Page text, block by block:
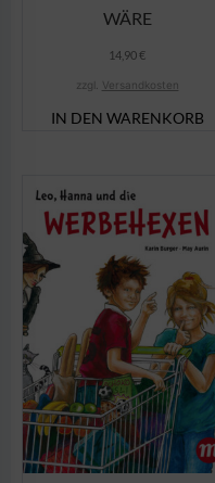
WÄRE
14,90€
zzgl. Versandkosten
IN DEN WARENKORB